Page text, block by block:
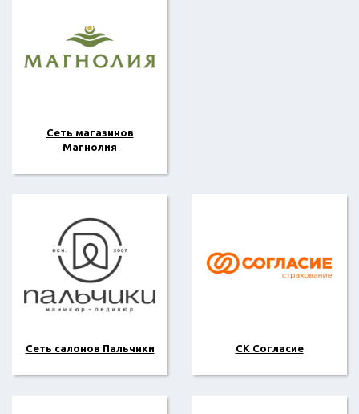
Сеть магазинов
Магнолия
Сеть салонов Пальчики СК Согласие